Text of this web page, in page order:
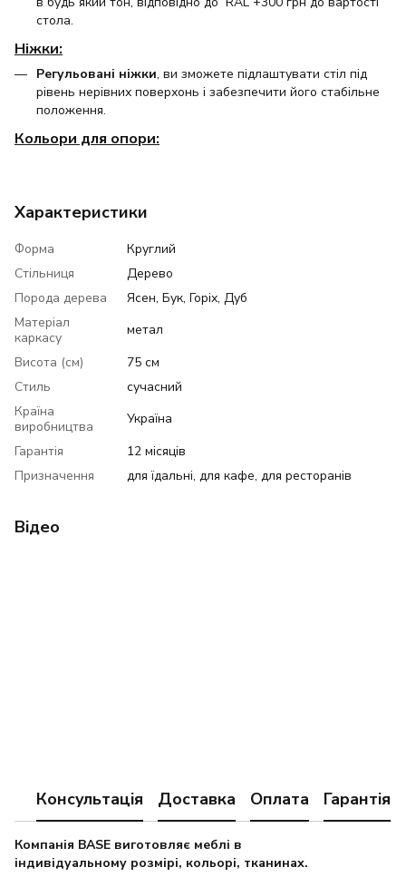
стола.
Ніжки:
Регульовані ніжки, ви зможете підлаштувати стіл під
рівень нерівних поверхонь і забезпечити його стабільне
положення.
Кольори для опори:
Характеристики
Форма
Круглий
Стільниця
Дерево
Порода дерева
Ясен, Бук, Горіх, Дуб
Матеріал
каркасу
метал
Висота (см)
75 см
Стиль
сучасний
Країна
виробництва
Україна
Гарантія
12 місяців
Призначення
для їдальні, для кафе, для ресторанів
Відео
Консультація Доставка Оплата Гарантія
Компанія BASE виготовляє меблі в
індивідуальному розмірі, кольорі, тканинах.